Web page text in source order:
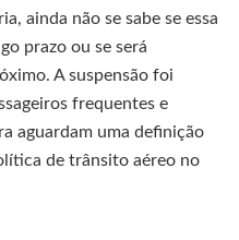
ainda não se sabe se essa
prazo ou se será
A suspensão foi
frequentes e
aguardam uma definição
de trânsito aéreo no